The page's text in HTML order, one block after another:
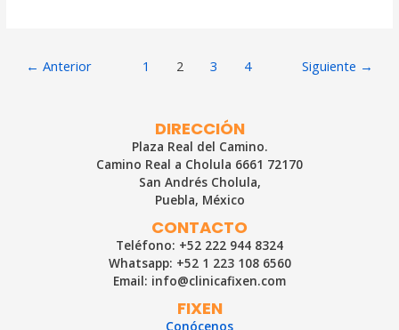
Paginación
← Anterior 1 2 3 4 Siguiente →
DIRECCIÓN
Plaza Real del Camino.
Camino Real a Cholula 6661 72170
San Andrés Cholula,
Puebla, México
CONTACTO
Teléfono: +52 222 944 8324
Whatsapp: +52 1 223 108 6560
Email: info@clinicafixen.com
FIXEN
Conócenos